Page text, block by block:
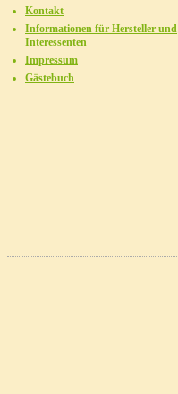
Kontakt
Informationen für Hersteller und
Interessenten
Impressum
Gästebuch